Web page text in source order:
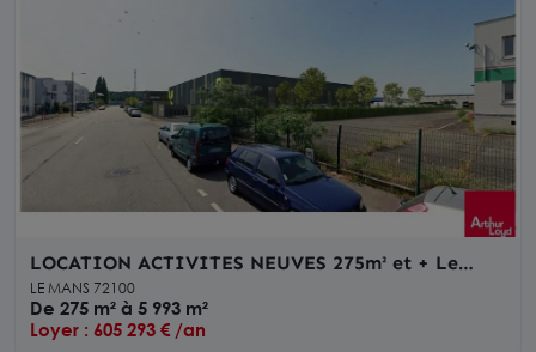
LOCATION ACTIVITES NEUVES 275m² et + Le
Mans
LE MANS 72100
De 275 m² à 5 993 m²
Loyer : 605 293 € /an